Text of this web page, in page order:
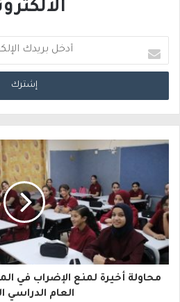
د
خ
ب
ي
د
ك
ا
محاولة أخيرة لمنع الإضراب في
العام الدراسي